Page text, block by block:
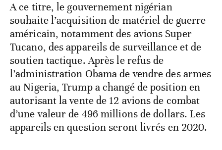
A ce titre, le gouvernement nigérian
souhaite l’acquisition de matériel de guerre
américain, notamment des avions Super
Tucano, des appareils de surveillance et de
soutien tactique. Après le refus de
l’administration Obama de vendre des armes
au Nigeria, Trump a changé de position en
autorisant la vente de 12 avions de combat
d’une valeur de 496 millions de dollars. Les
appareils en question seront livrés en 2020.